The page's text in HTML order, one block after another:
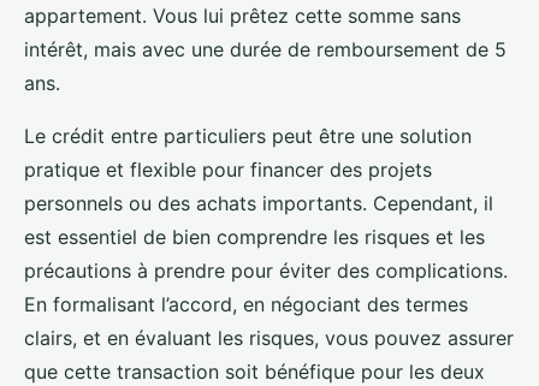
appartement. Vous lui prêtez cette somme sans
intérêt, mais avec une durée de remboursement de 5
ans.
Le crédit entre particuliers peut être une solution
pratique et flexible pour financer des projets
personnels ou des achats importants. Cependant, il
est essentiel de bien comprendre les risques et les
précautions à prendre pour éviter des complications.
En formalisant l’accord, en négociant des termes
clairs, et en évaluant les risques, vous pouvez assurer
que cette transaction soit bénéfique pour les deux